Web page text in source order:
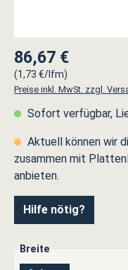
Regulärer Preis:
86,67 €
(1,73 €/lfm)
Preise inkl. MwSt. zzgl.
Sofort verfügbar,
Aktuell können wir
zusammen mit
anbieten.
Hilfe nötig?
Breite